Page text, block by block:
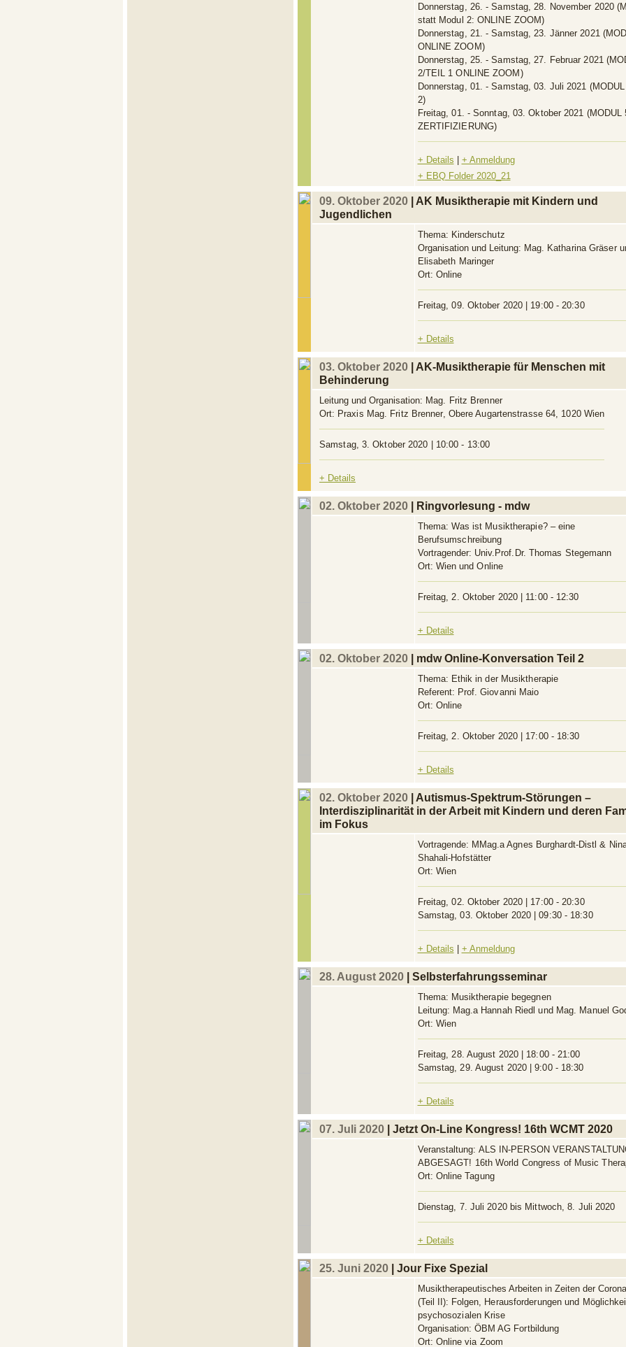
Donnerstag, 26. - Samstag, 28. November 2020
statt Modul 2: ONLINE ZOOM)
Donnerstag, 21. - Samstag, 23. Jänner 2021
ONLINE ZOOM)
Donnerstag, 25. - Samstag, 27. Februar 2021
2/TEIL 1 ONLINE ZOOM)
Donnerstag, 01. - Samstag, 03. Juli 2021
2)
Freitag, 01. - Sonntag, 03. Oktober 2021 (MODUL
ZERTIFIZIERUNG)
+ Details
+ Anmeldung
+ EBQ Folder 2020_21
09. Oktober 2020 | AK Musiktherapie mit Kindern und
Jugendlichen
Thema: Kinderschutz
Organisation und Leitung: Mag. Katharina Gräser
Elisabeth Maringer
Ort: Online
Freitag, 09. Oktober 2020 | 19:00 - 20:30
+ Details
03. Oktober 2020 | AK-Musiktherapie für Menschen mit
Behinderung
Leitung und Organisation: Mag. Fritz Brenner
Ort: Praxis Mag. Fritz Brenner, Obere Augartenstrasse 64, 1020 Wien
Samstag, 3. Oktober 2020 | 10:00 - 13:00
+ Details
02. Oktober 2020 | Ringvorlesung - mdw
Thema: Was ist Musiktherapie? – eine
Berufsumschreibung
Vortragender: Univ.Prof.Dr. Thomas Stegemann
Ort: Wien und Online
Freitag, 2. Oktober 2020 | 11:00 - 12:30
+ Details
02. Oktober 2020 | mdw Online-Konversation Teil 2
Thema: Ethik in der Musiktherapie
Referent: Prof. Giovanni Maio
Ort: Online
Freitag, 2. Oktober 2020 | 17:00 - 18:30
+ Details
02. Oktober 2020 | Autismus-Spektrum-Störungen –
Interdisziplinarität in der Arbeit mit Kindern und deren
im Fokus
Vortragende: MMag.a Agnes Burghardt-Distl &
Shahali-Hofstätter
Ort: Wien
Freitag, 02. Oktober 2020 | 17:00 - 20:30
Samstag, 03. Oktober 2020 | 09:30 - 18:30
+ Details + Anmeldung
28. August 2020 | Selbsterfahrungsseminar
Thema: Musiktherapie begegnen
Leitung: Mag.a Hannah Riedl und Mag. Manuel
Ort: Wien
Freitag, 28. August 2020 | 18:00 - 21:00
Samstag, 29. August 2020 | 9:00 - 18:30
+ Details
07. Juli 2020 | Jetzt On-Line Kongress! 16th WCMT 2020
Veranstaltung: ALS IN-PERSON
ABGESAGT! 16th World Congress of Music
Ort: Online Tagung
Dienstag, 7. Juli 2020 bis Mittwoch, 8. Juli 2020
+ Details
25. Juni 2020 | Jour Fixe Spezial
Musiktherapeutisches Arbeiten in Zeiten der
(Teil II): Folgen, Herausforderungen und
psychosozialen Krise
Organisation: ÖBM AG Fortbildung
Ort: Online via Zoom